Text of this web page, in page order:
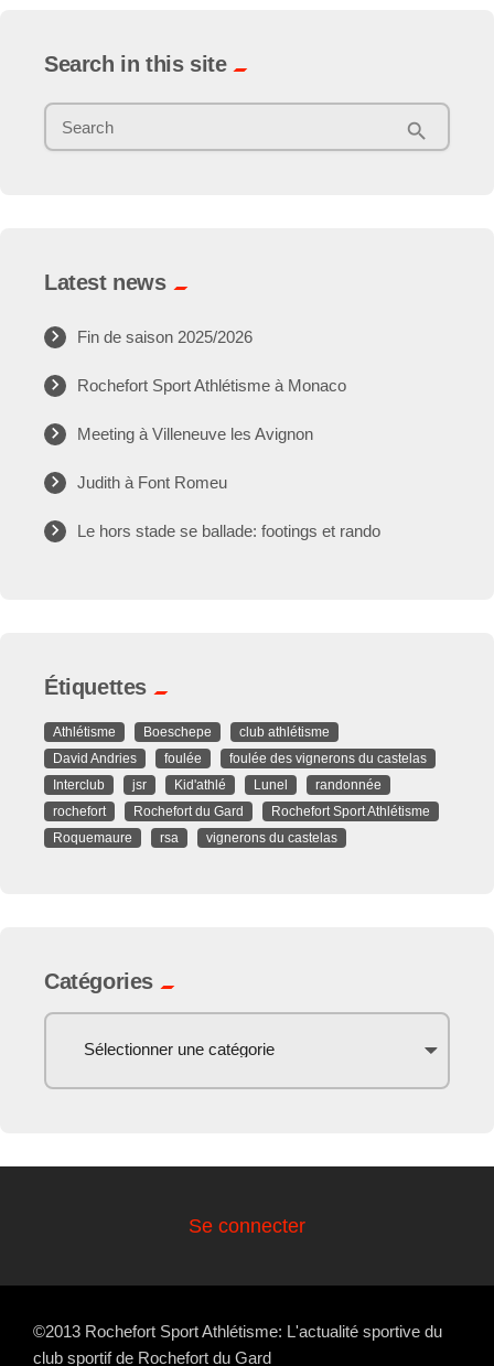
Search in this site
Search search
Latest news
Fin de saison 2025/2026
Rochefort Sport Athlétisme à Monaco
Meeting à Villeneuve les Avignon
Judith à Font Romeu
Le hors stade se ballade: footings et rando
Étiquettes
Athlétisme Boeschepe
club athlétisme
David Andries
foulée
foulée des vignerons du castelas
Interclub
jsr Kid'athlé Lunel
randonnée
rochefort
Rochefort du Gard
Rochefort Sport Athlétisme
Roquemaure
rsa vignerons du castelas
Catégories
Se connecter
©2013 Rochefort Sport Athlétisme: L'actualité sportive du
club sportif de Rochefort du Gard